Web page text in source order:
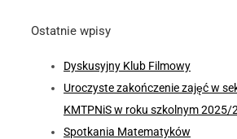
Ostatnie wpisy
Dyskusyjny Klub Filmowy
Uroczyste zakończenie zajęć w
KMTPNiS w roku szkolnym 2025/
Spotkania Matematyków